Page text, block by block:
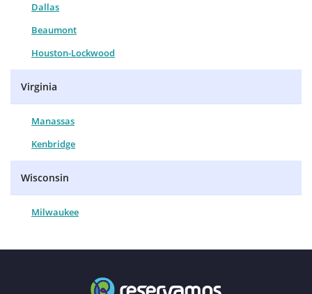
Dallas
Beaumont
Houston-Lockwood
Virginia
Manassas
Kenbridge
Wisconsin
Milwaukee